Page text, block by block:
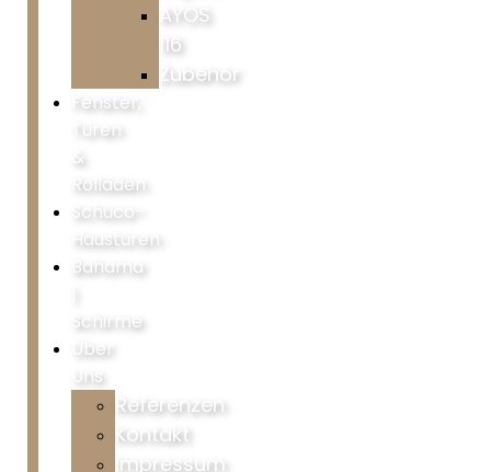
AYOS
116
Zubehör
Fenster,
Türen
&
Rolläden
Schüco-
Haustüren
Bahama
Schirme
Über
Uns
Referenzen
Kontakt
Impressum